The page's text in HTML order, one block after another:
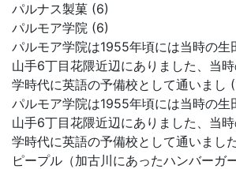
パルナス製菓 (6)
パルモア学院 (6)
パルモア学院は1955年頃には当時の生
山手6丁目花隈近辺にありました、当
学時代に英語の予備校として通いまし
パルモア学院は1955年頃には当時の生
山手6丁目花隈近辺にありました、当
学時代に英語の予備校として通いまし
ピープル（加古川にあったハンバーガ